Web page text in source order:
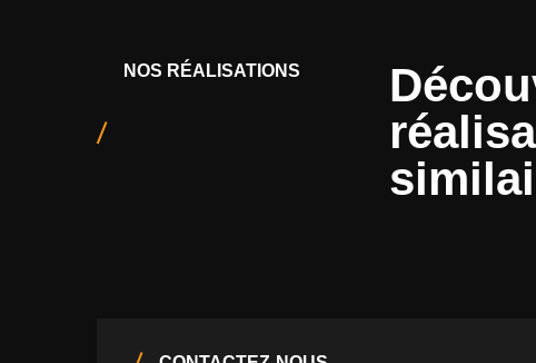
NOS RÉALISATIONS